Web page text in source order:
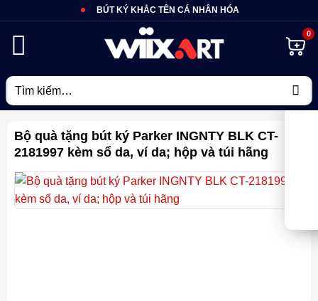
BÚT KÝ KHẮC TÊN CÁ NHÂN HÓA
Tìm
kiếm:
Bộ quà tặng bút ký Parker INGNTY BLK CT-
2181997 kèm sổ da, ví da; hộp và túi hãng